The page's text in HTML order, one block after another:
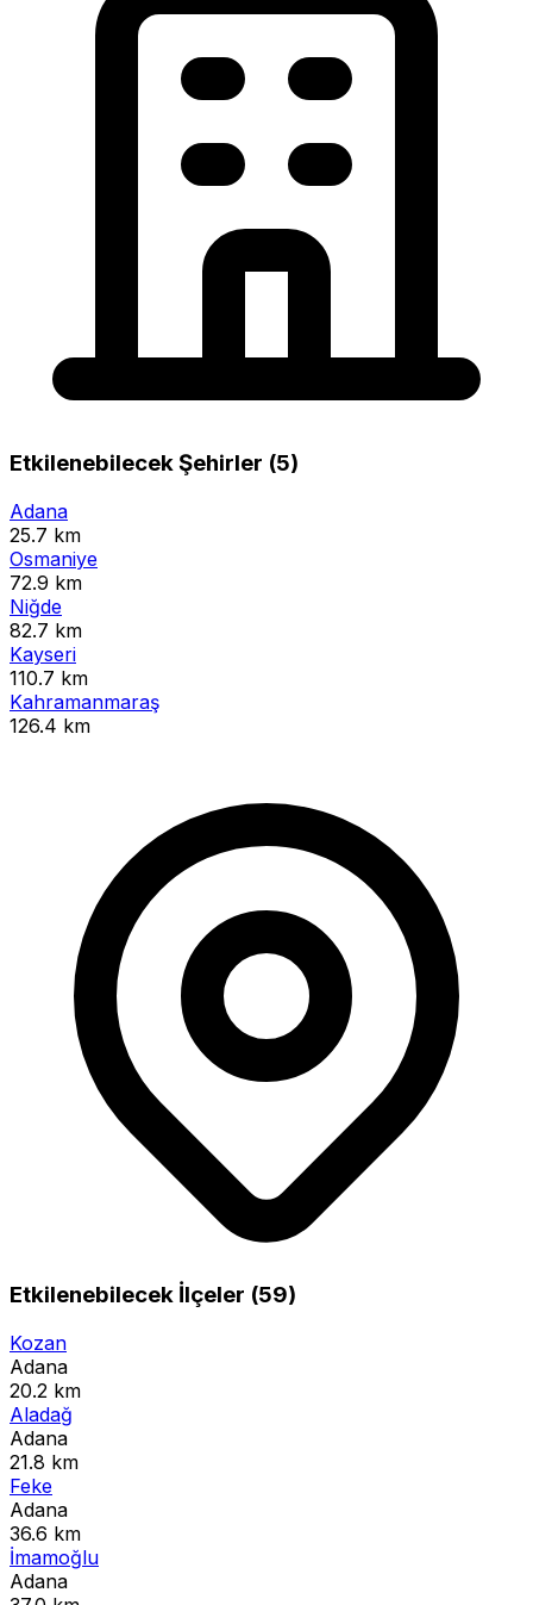
Etkilenebilecek Şehirler (5)
Adana
25.7 km
Osmaniye
72.9 km
Niğde
82.7 km
Kayseri
110.7 km
Kahramanmaraş
126.4 km
Etkilenebilecek İlçeler (59)
Kozan
Adana
20.2 km
Aladağ
Adana
21.8 km
Feke
Adana
36.6 km
İmamoğlu
Adana